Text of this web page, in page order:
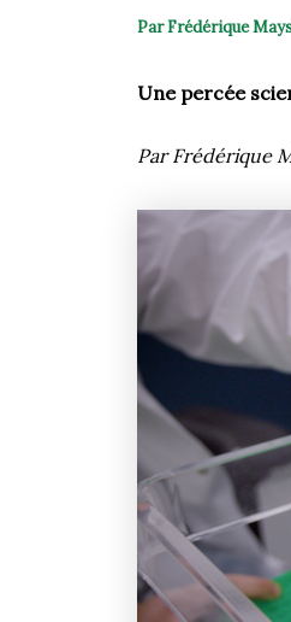
ParFrédérique
Une percée
Par Frédérique